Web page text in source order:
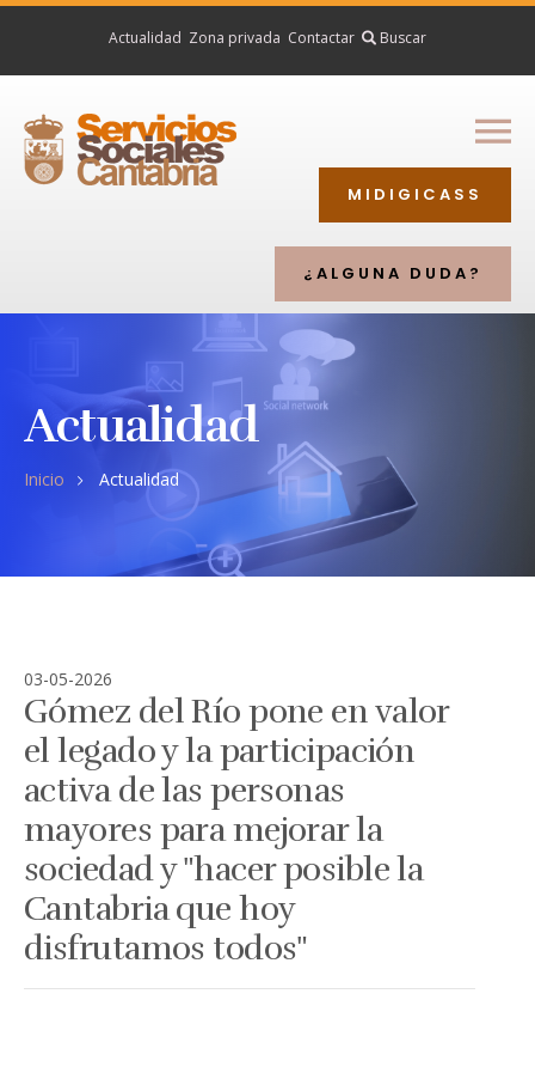
Actualidad Zona privada Contactar Buscar
MIDIGICASS
¿ALGUNA DUDA?
Inicio
Directorio
Actualidad
Inicio Actualidad
03-05-2026
Gómez del Río pone en valor
el legado y la participación
activa de las personas
mayores para mejorar la
sociedad y "hacer posible la
Cantabria que hoy
disfrutamos todos"